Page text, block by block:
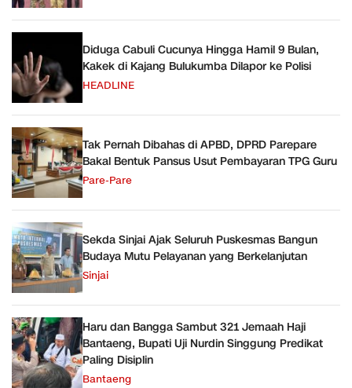
Diduga Cabuli Cucunya Hingga Hamil 9 Bulan,
Kakek di Kajang Bulukumba Dilapor ke Polisi
HEADLINE
Tak Pernah Dibahas di APBD, DPRD Parepare
Bakal Bentuk Pansus Usut Pembayaran TPG Guru
Pare-Pare
Sekda Sinjai Ajak Seluruh Puskesmas Bangun
Budaya Mutu Pelayanan yang Berkelanjutan
Sinjai
Haru dan Bangga Sambut 321 Jemaah Haji
Bantaeng, Bupati Uji Nurdin Singgung Predikat
Paling Disiplin
Bantaeng